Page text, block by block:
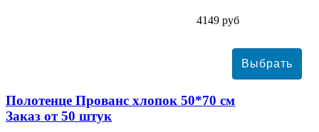
4149 руб
Полотенце Прованс хлопок 50*70 см
Заказ от 50 штук